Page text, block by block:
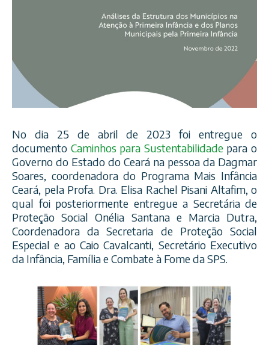
No dia 25 de abril de 2023 foi entregue o
documento Caminhos para Sustentabilidadepara o
Governo do Estado do Ceará na pessoa da Dagmar
Soares, coordenadora do Programa Mais Infância
Ceará, pela Profa. Dra. Elisa Rachel Pisani Altafim, o
qual foi posteriormente entregue a Secretária de
Proteção Social Onélia Santana e Marcia Dutra,
Coordenadora da Secretaria de Proteção Social
Especial e ao Caio Cavalcanti, Secretário Executivo
da Infância, Família e Combate à Fome da SPS.